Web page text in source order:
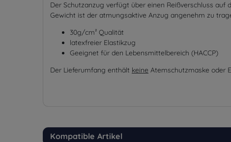
Der Schutzanzug verfügt über einen Reißverschluss auf
Gewicht ist der atmungsaktive Anzug angenehm zu
30g/cm² Qualität
latexfreier Elastikzug
Geeignet für den Lebensmittelbereich (HACCP)
Der Lieferumfang enthält keine Atemschutzmaske oder
Kompatible Artikel